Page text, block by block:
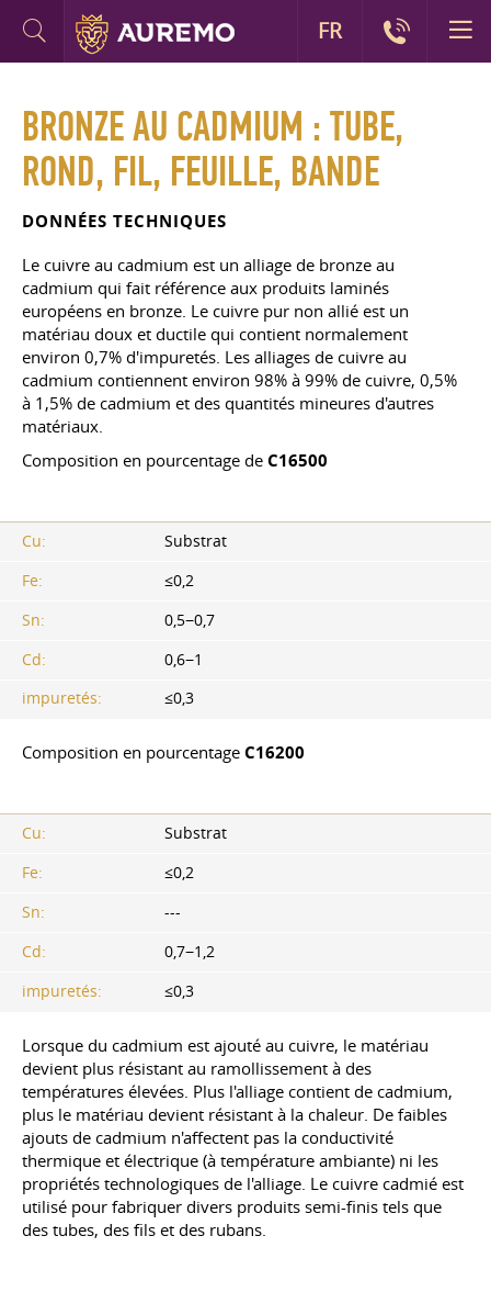
BRONZE AU CADMIUM : TUBE,
ROND, FIL, FEUILLE, BANDE
DONNÉES TECHNIQUES
Le cuivre au cadmium est un alliage de bronze au
cadmium qui fait référence aux produits laminés
européens en bronze. Le cuivre pur non allié est un
matériau doux et ductile qui contient normalement
environ 0,7% d'impuretés. Les alliages de cuivre au
cadmium contiennent environ 98% à 99% de cuivre, 0,5%
à 1,5% de cadmium et des quantités mineures d'autres
matériaux.
Composition en pourcentage de C16500
Cu:
Substrat
Fe:
≤0,2
Sn:
0,5−0,7
Cd:
0,6−1
impuretés:
≤0,3
Composition en pourcentage C16200
Cu:
Substrat
Fe:
≤0,2
Sn:
---
Cd:
0,7−1,2
impuretés:
≤0,3
Lorsque du cadmium est ajouté au cuivre, le matériau
devient plus résistant au ramollissement à des
températures élevées. Plus l'alliage contient de cadmium,
plus le matériau devient résistant à la chaleur. De faibles
ajouts de cadmium n'affectent pas la conductivité
thermique et électrique (à température ambiante) ni les
propriétés technologiques de l'alliage. Le cuivre cadmié est
utilisé pour fabriquer divers produits semi-finis tels que
des tubes, des fils et des rubans.
FR